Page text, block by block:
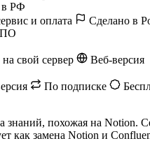
в РФ
и оплата
Сделано в
ПО
свой сервер
Веб-версия
По подписке
знаний, похожая на Notion.
как замена Notion и